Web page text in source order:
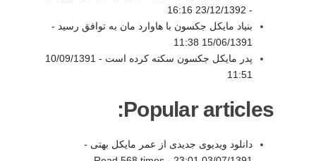
-
23/12/1392 16:16
بنیاد مایکل جکسون با هاوارد مان به توافق رسید -
15/06/1391 11:38
پدر مایکل جکسون سکته کرده است - 10/09/1391
11:51
Popular articles:
دانلود ویدیوی جدیدی از عمر مایکل بهتی -